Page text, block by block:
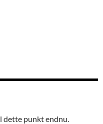
dette punkt endnu.